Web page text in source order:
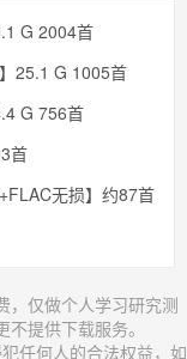
G 2004首
25.1 G 1005首
G 756首
首
无损】约87首
，仅做个人学习研究测
提供下载服务。
任何人的合法权益，如